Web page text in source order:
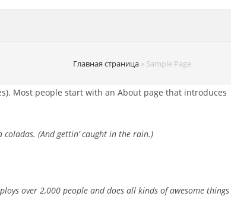
Главная страница» Sample Page
Most people start with an About page that introduces
(And gettin’ caught in the rain.)
over 2,000 people and does all kinds of awesome things